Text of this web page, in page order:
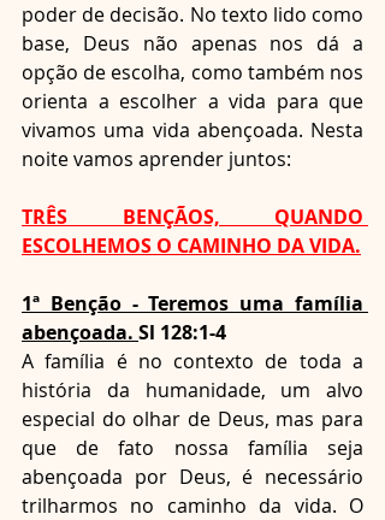
poder de decisão. No texto lido como
base, Deus não apenas nos dá a
opção de escolha, como também nos
orienta a escolher a vida para que
vivamos uma vida abençoada. Nesta
noite vamos aprender juntos:
TRÊS BENÇÃOS, QUANDO
ESCOLHEMOS O CAMINHO DA VIDA.
1ª Benção - Teremos uma família
abençoada. Sl 128:1-4
A família é no contexto de toda a
história da humanidade, um alvo
especial do olhar de Deus, mas para
que de fato nossa família seja
abençoada por Deus, é necessário
trilharmos no caminho da vida. O